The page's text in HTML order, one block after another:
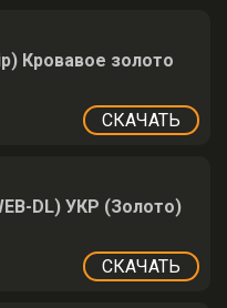
Кровавое золото
СКАЧАТЬ
DL) УКР (Золото)
СКАЧАТЬ